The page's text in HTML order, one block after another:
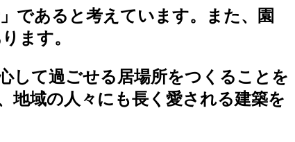
であると考えています。また、園
ます。
して過ごせる居場所をつくることを
地域の人々にも長く愛される建築を